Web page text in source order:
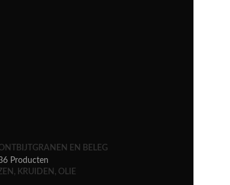
EN BELEG
Producten
KRUIDEN, OLIE